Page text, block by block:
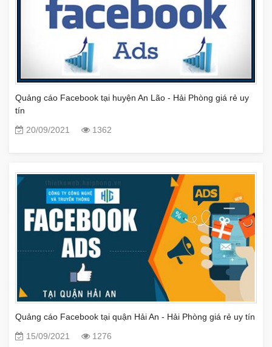
Quảng cáo Facebook tại huyện An Lão - Hải Phòng giá rẻ uy
tín
20/09/2021
1362
Quảng cáo Facebook tại quận Hải An - Hải Phòng giá rẻ uy tín
15/09/2021
1276